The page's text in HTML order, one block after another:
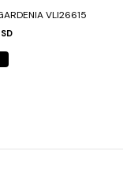
VLI26615